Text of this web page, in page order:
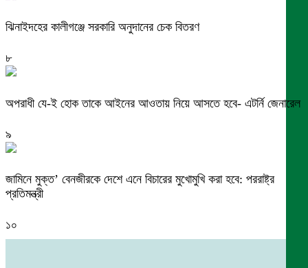
ঝিনাইদহের কালীগঞ্জে সরকারি অনুদানের চেক বিতরণ
৮
অপরাধী যে-ই হোক তাকে আইনের আওতায় নিয়ে আসতে হবে- এটর্নি জেনারেল
৯
জামিনে মুক্ত’ বেনজীরকে দেশে এনে বিচারের মুখোমুখি করা হবে: পররাষ্ট্র
প্রতিমন্ত্রী
১০